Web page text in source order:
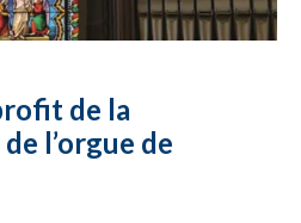
de la
l’orgue de